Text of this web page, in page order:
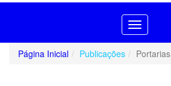
Toggle
navigation
Página Inicial
Publicações Portarias